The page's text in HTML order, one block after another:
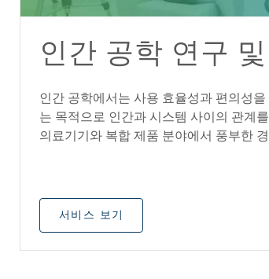
인간 공학 연구
인간 공학에서는 사용 효율성과 편의성
는 목적으로 인간과 시스템 사이의 관계
의료기기와 복합 제품 분야에서 풍부한
서비스 보기